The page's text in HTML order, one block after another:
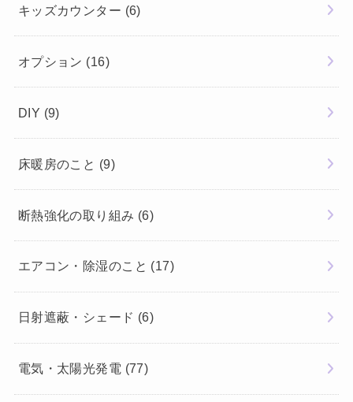
キッズカウンター (6)
オプション (16)
DIY (9)
床暖房のこと (9)
断熱強化の取り組み (6)
エアコン・除湿のこと (17)
日射遮蔽・シェード (6)
電気・太陽光発電 (77)